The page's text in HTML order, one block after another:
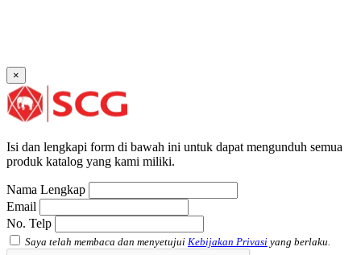
Plug SCG AW
Shinkolite
×
Isi dan lengkapi form di bawah ini untuk dapat mengunduh semua
produk katalog yang kami miliki.
Nama Lengkap
Email
No. Telp
Saya telah membaca dan menyetujui Kebijakan Privasi yang berlaku.